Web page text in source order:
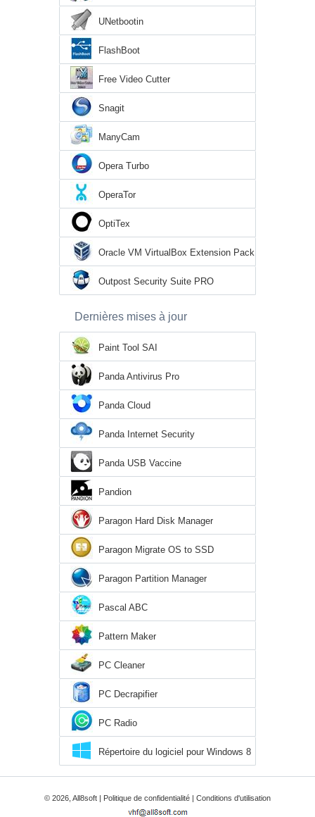
UNetbootin
FlashBoot
Free Video Cutter
Snagit
ManyCam
Opera Turbo
OperaTor
OptiTex
Oracle VM VirtualBox Extension Pack
Outpost Security Suite PRO
Dernières mises à jour
Paint Tool SAI
Panda Antivirus Pro
Panda Cloud
Panda Internet Security
Panda USB Vaccine
Pandion
Paragon Hard Disk Manager
Paragon Migrate OS to SSD
Paragon Partition Manager
Pascal ABC
Pattern Maker
PC Cleaner
PC Decrapifier
PC Radio
Répertoire du logiciel pour Windows 8
© 2026, All8soft | Politique de confidentialité | Conditions d'utilisation